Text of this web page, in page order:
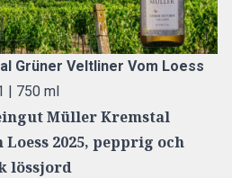
Grüner Veltliner Vom Loess
| 750 ml
Müller Kremstal
2025, pepprig och
lössjord